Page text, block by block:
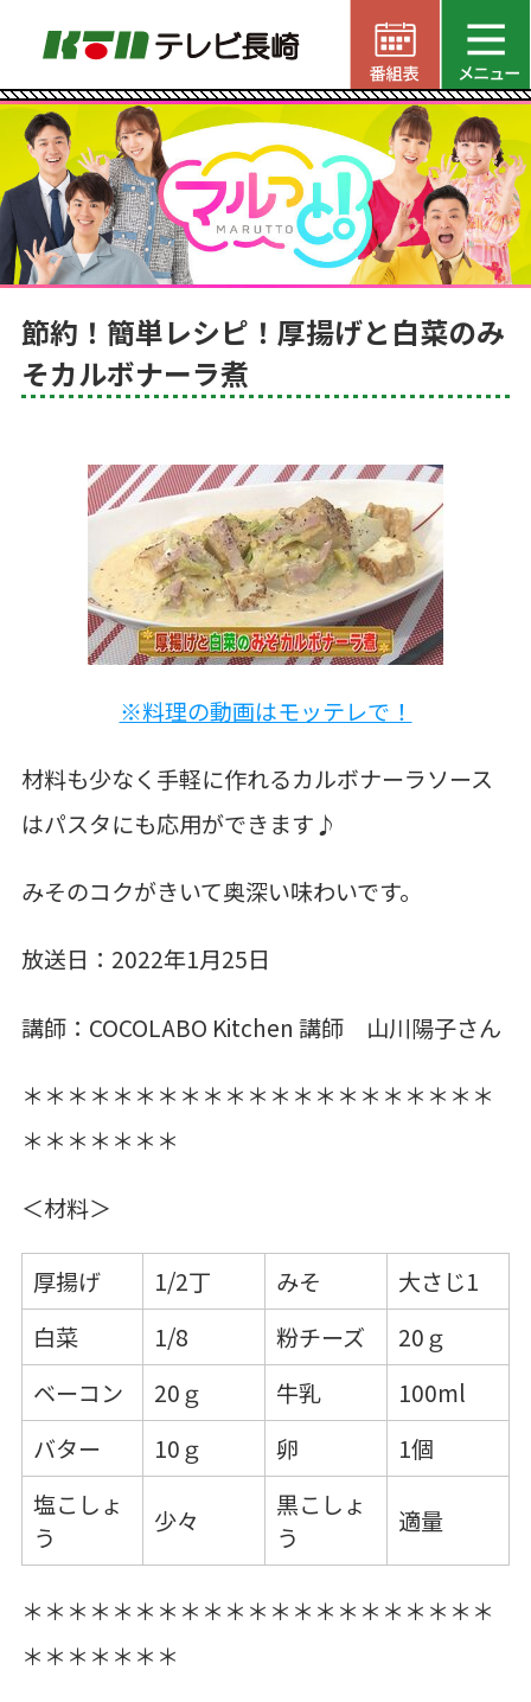
節約！簡単レシピ！厚揚げと白菜のみ
そカルボナーラ煮
※料理の動画はモッテレで！
材料も少なく手軽に作れるカルボナーラソース
はパスタにも応用ができます♪
みそのコクがきいて奥深い味わいです。
放送日：2022年1月25日
講師： COCOLABO Kitchen 講師 山川陽子さん
＊＊＊＊＊＊＊＊＊＊＊＊＊＊＊＊＊＊＊＊＊
＊＊＊＊＊＊＊
＜材料＞
厚揚げ 1/2丁 みそ
大さじ1
白菜
1/8 粉チーズ
20ｇ
ベーコン
20ｇ 牛乳
100ml
バター
10ｇ 卵
1個
塩こしょ
う
少々
黒こしょ
う
適量
＊＊＊＊＊＊＊＊＊＊＊＊＊＊＊＊＊＊＊＊＊
＊＊＊＊＊＊＊